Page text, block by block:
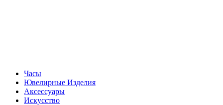
Часы
Ювелирные Изделия
Аксессуары
Искусство